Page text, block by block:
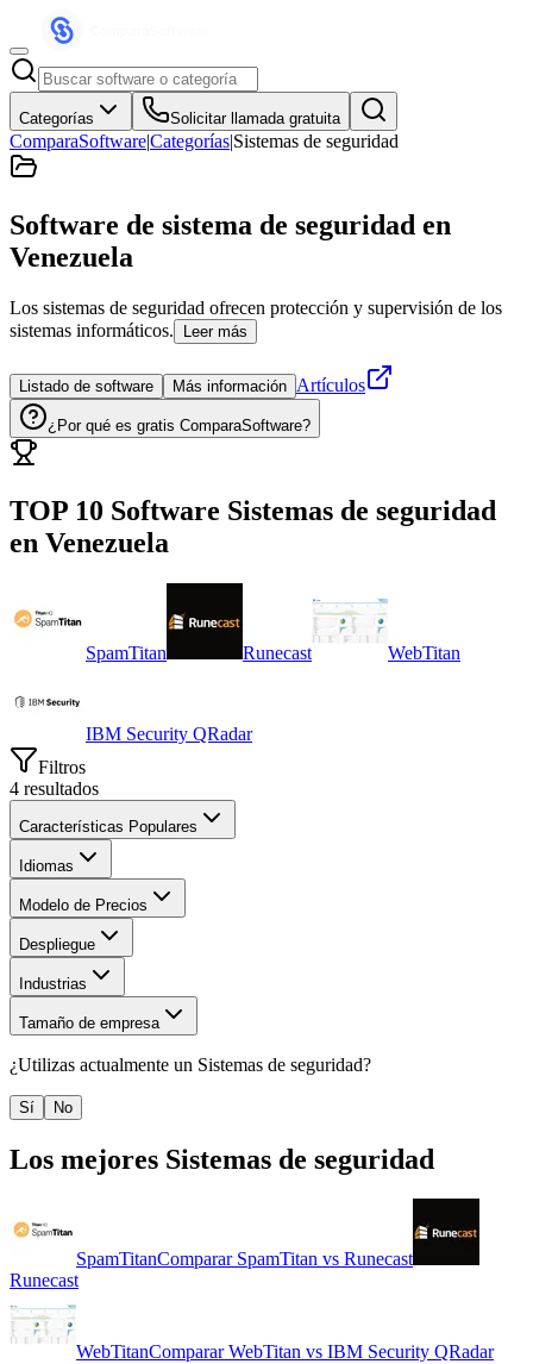
Categorías Solicitar llamada gratuita
ComparaSoftware|Categorías|Sistemas de seguridad
Software de sistema de seguridad en
Venezuela
Los sistemas de seguridad ofrecen protección y supervisión de los
sistemas informáticos.
Leer más
Listado de software Más información Artículos
¿Por qué es gratis ComparaSoftware?
TOP 10 Software Sistemas de seguridad
en Venezuela
SpamTitan Runecast WebTitan
IBM Security QRadar
Filtros
4 resultados
Características Populares
Idiomas
Modelo de Precios
Despliegue
Industrias
Tamaño de empresa
¿Utilizas actualmente un Sistemas de seguridad?
Sí No
Los mejores Sistemas de seguridad
SpamTitanComparar SpamTitan vs Runecast
Runecast
WebTitanComparar WebTitan vs IBM Security QRadar